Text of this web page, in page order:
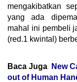
mengakibatkan
yang ada
mahal ini pembeli
(red.1 kwintal)
Baca Juga
New
out of Human